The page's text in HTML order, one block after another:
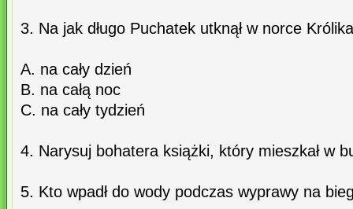
3. Na jak długo Puchatek utknął w norce
A. na cały dzień
B. na całą noc
C. na cały tydzień
4. Narysuj bohatera książki, który mieszkał w
5. Kto wpadł do wody podczas wyprawy na